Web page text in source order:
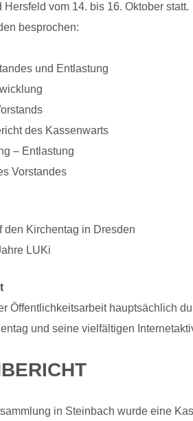
vom 14. bis 16. Oktober statt.
besprochen:
und Entlastung
des Kassenwarts
– Entlastung
Vorstandes
den Kirchentag in Dresden
LUKi
Öffentlichkeitsarbeit hauptsächlich
und seine vielfältigen
in Steinbach wurde eine